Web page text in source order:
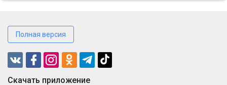
Полная версия
Cкачать приложение